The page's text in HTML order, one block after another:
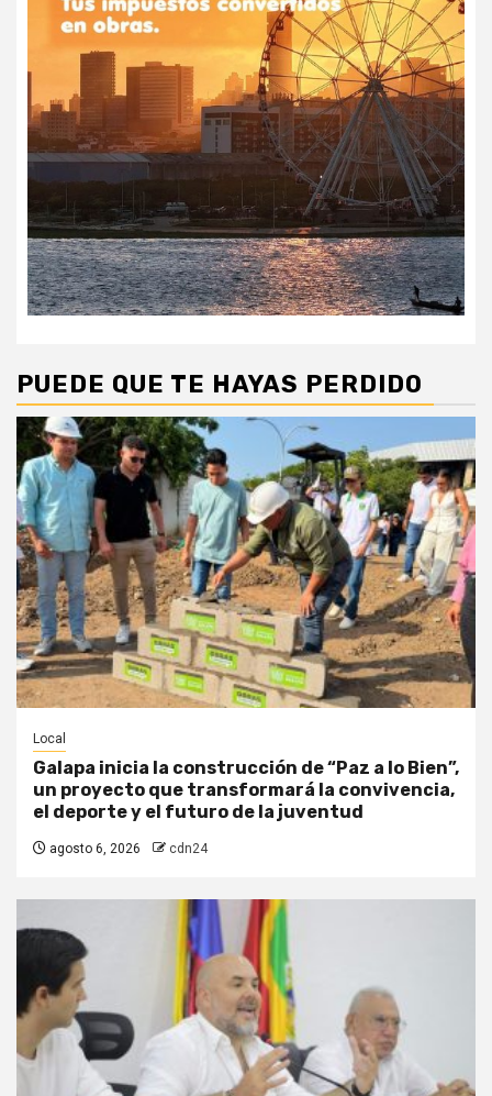
PUEDE QUE TE HAYAS PERDIDO
Local
Galapa inicia la construcción de “Paz a lo Bien”,
un proyecto que transformará la convivencia,
el deporte y el futuro de la juventud
agosto 6, 2026 cdn24